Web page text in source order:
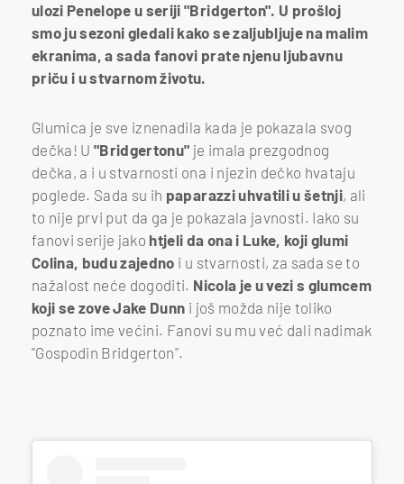
ulozi Penelope u seriji "Bridgerton". U prošloj
smo ju sezoni gledali kako se zaljubljuje na malim
ekranima, a sada fanovi prate njenu ljubavnu
priču i u stvarnom životu.
Glumica je sve iznenadila kada je pokazala svog
dečka! U"Bridgertonu" je imala prezgodnog
dečka, a i u stvarnosti ona i njezin dečko hvataju
poglede. Sada su ih paparazzi uhvatili u šetnji, ali
to nije prvi put da ga je pokazala javnosti. Iako su
fanovi serije jako htjeli da ona i Luke, koji glumi
Colina, budu zajedno i u stvarnosti, za sada se to
nažalost neće dogoditi. Nicola je u vezi s glumcem
koji se zove Jake Dunn i još možda nije toliko
poznato ime većini. Fanovi su mu već dali nadimak
"Gospodin Bridgerton".